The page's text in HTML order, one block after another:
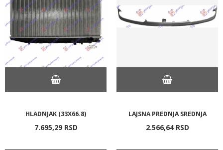
HLADNJAK (33X66.8)
7.695,29 RSD
LAJSNA PREDNJA SREDNJA
2.566,64 RSD